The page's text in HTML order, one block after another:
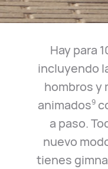
Hay para
incluyendo
hombros y
animados9
a paso.
nuevo
tienes